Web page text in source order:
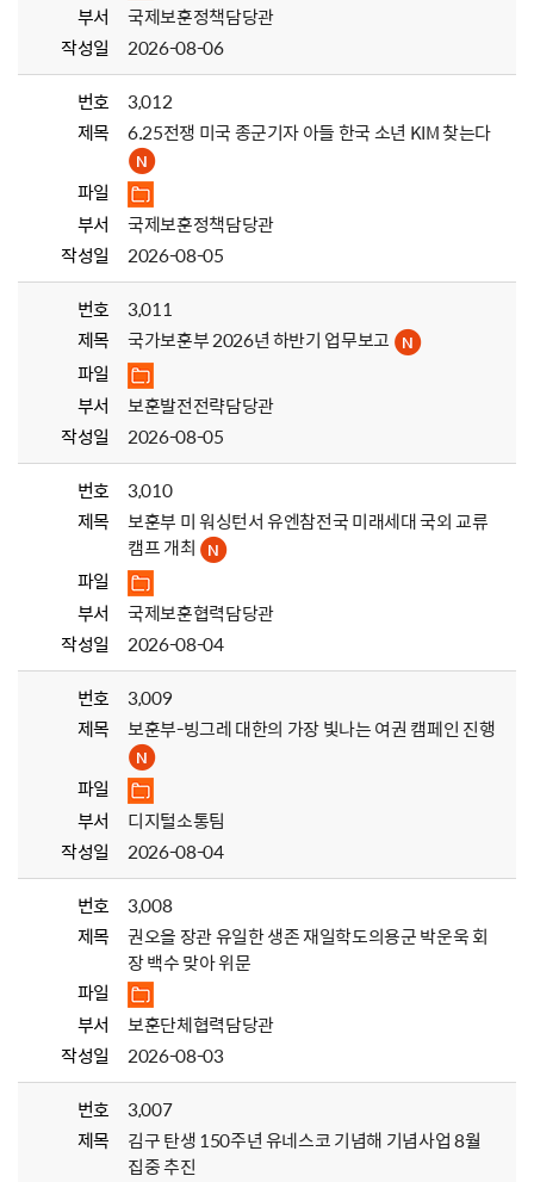
부서
국제보훈정책담당관
작성일
2026-08-06
번호
3,012
제목
6.25전쟁 미국 종군기자 아들 한국 소년 KIM 찾는다
파일
부서
국제보훈정책담당관
작성일
2026-08-05
번호
3,011
제목
국가보훈부 2026년 하반기 업무보고
파일
부서
보훈발전전략담당관
작성일
2026-08-05
번호
3,010
제목
보훈부 미 워싱턴서 유엔참전국 미래세대 국외 교류
캠프 개최
파일
부서
국제보훈협력담당관
작성일
2026-08-04
번호
3,009
제목
보훈부-빙그레 대한의 가장 빛나는 여권 캠페인 진행
파일
부서
디지털소통팀
작성일
2026-08-04
번호
3,008
제목
권오을 장관 유일한 생존 재일학도의용군 박운욱 회
장 백수 맞아 위문
파일
부서
보훈단체협력담당관
작성일
2026-08-03
번호
3,007
제목
김구 탄생 150주년 유네스코 기념해 기념사업 8월
집중 추진